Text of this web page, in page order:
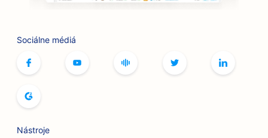
SEO pre bowlingové dráhy
SEO pre kaviarne so stolnými hrami
Sociálne médiá
Nástroje